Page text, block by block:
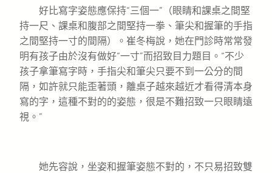
好比寫字姿態應保持“三個一”（眼睛和課桌之間堅
持一尺、課桌和腹部之間堅持一拳、筆尖和握筆的手指
之間堅持一寸的間隔）。崔冬梅說，她在門診時常常發
明有孩子由於沒有做好“一寸”而招致目力題目。“不少
孩子拿筆寫字時，手指尖和筆尖只要不到一公分的間
隔，如許就只能歪著頭，離桌子越來越近才看得清本身
寫的字，這種不對的的姿態，很是不難招致一只眼睛遠
視。”
她先容說，坐姿和握筆姿態不對的，不只易招致雙